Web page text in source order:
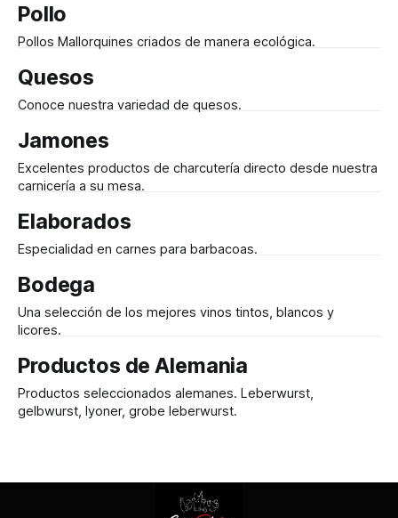
Pollo
Pollos Mallorquines criados de manera ecológica.
Quesos
Conoce nuestra variedad de quesos.
Jamones
Excelentes productos de charcutería directo desde nuestra
carnicería a su mesa.
Elaborados
Especialidad en carnes para barbacoas.
Bodega
Una selección de los mejores vinos tintos, blancos y
licores.
Productos de Alemania
Productos seleccionados alemanes. Leberwurst,
gelbwurst, lyoner, grobe leberwurst.